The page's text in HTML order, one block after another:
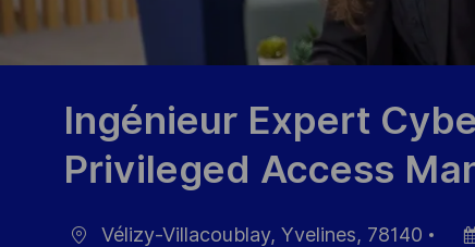
Ingénieur Expert
Privileged Access
Vélizy-Villacoublay, Yvelines, 78140